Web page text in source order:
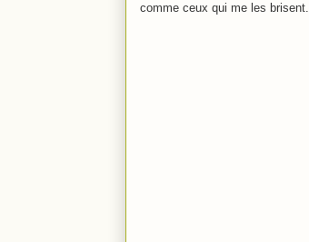
comme ceux qui me les brisent.